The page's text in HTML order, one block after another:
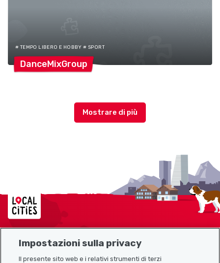
# TEMPO LIBERO E HOBBY # SPORT
DanceMixGroup
Localcities
Impostazioni sulla privacy
Il presente sito web e i relativi strumenti di terzi